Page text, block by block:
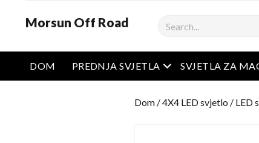
Morsun Off Road Pretraživanje
DOM PREDNJA SVJETLA Otvoreni izbornik
SVJETLA ZA
Dom /4X4 LED svjetlo / LED